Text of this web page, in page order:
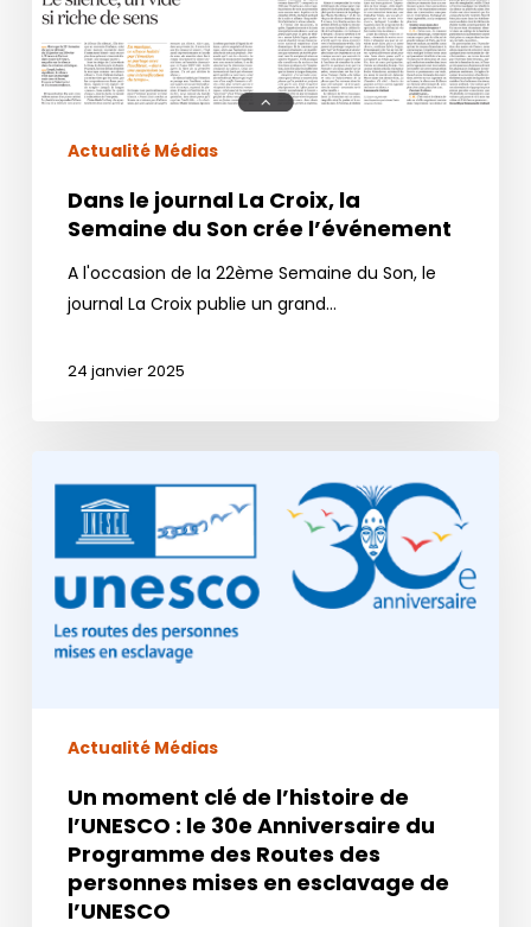
Semaine
du
Son
crée
Actualité Médias
Dans le journal La Croix, la
Semaine du Son crée l’événement
A l'occasion de la 22ème Semaine du Son, le
journal La Croix publie un grand…
24 janvier 2025
moment
l’UNESCO
Programme
Routes
Actualité Médias
Un moment clé de l’histoire de
l’UNESCO : le 30e Anniversaire du
Programme des Routes des
personnes mises en esclavage de
l’UNESCO